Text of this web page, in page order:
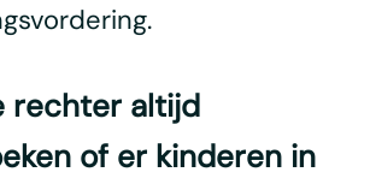
rechter altijd
of er kinderen in